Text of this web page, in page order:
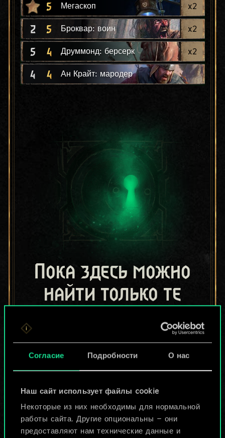
Согласие Подробности О нас
Наш сайт использует файлы cookie
Некоторые из них необходимы для нормальной
работы сайта. Другие опциональны — они
предоставляют нам технические данные и
5 Мегаскоп x2
2 5 Броквар: воин x2
5 4 Друммонд: берсерк x2
4 4 Ан Крайт: мародер
Пока здесь можно
найти только те
поделились другие
игроки.
больше!